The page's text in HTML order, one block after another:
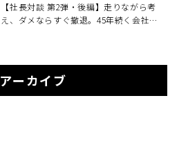
【社長対談 第2弾・後編】走りながら考
え、ダメならすぐ撤退。45年続く会社
アーカイブ